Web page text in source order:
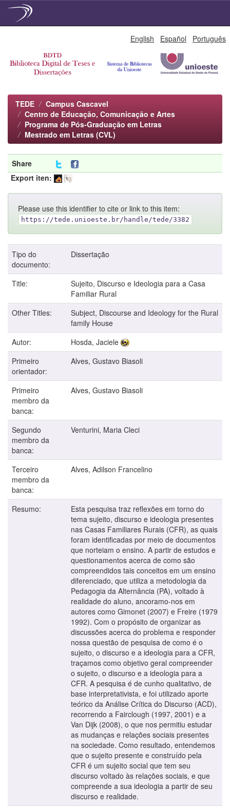
English Español Português
TEDE
Campus Cascavel
Centro de Educação, Comunicação e Artes
Programa de Pós-Graduação em Letras
Mestrado em Letras (CVL)
Share
Export iten:
Please use this identifier to cite or link to this item:
https://tede.unioeste.br/handle/tede/3382
Tipo do
documento:
Dissertação
Title:
Sujeito, Discurso e Ideologia para a Casa
Familiar Rural
Other Titles:
Subject, Discourse and Ideology for the Rural
family House
Autor:
Hosda, Jaciele
Primeiro
orientador:
Alves, Gustavo Biasoli
Primeiro
membro da
banca:
Alves, Gustavo Biasoli
Segundo
membro da
banca:
Venturini, Maria Cleci
Terceiro
membro da
banca:
Alves, Adilson Francelino
Resumo:
Esta pesquisa traz reflexões em torno do
tema sujeito, discurso e ideologia presentes
nas Casas Familiares Rurais (CFR), as quais
foram identificadas por meio de documentos
que norteiam o ensino. A partir de estudos e
questionamentos acerca de como são
compreendidos tais conceitos em um ensino
diferenciado, que utiliza a metodologia da
Pedagogia da Alternância (PA), voltado à
realidade do aluno, ancoramo-nos em
autores como Gimonet (2007) e Freire (1979
1992). Com o propósito de organizar as
discussões acerca do problema e responder
nossa questão de pesquisa de como é o
sujeito, o discurso e a ideologia para a CFR,
traçamos como objetivo geral compreender
o sujeito, o discurso e a ideologia para a
CFR. A pesquisa é de cunho qualitativo, de
base interpretativista, e foi utilizado aporte
teórico da Análise Crítica do Discurso (ACD),
recorrendo a Fairclough (1997, 2001) e a
Van Dijk (2008), o que nos permitiu estudar
as mudanças e relações sociais presentes
na sociedade. Como resultado, entendemos
que o sujeito presente e construído pela
CFR é um sujeito social que tem seu
discurso voltado às relações sociais, e que
compreende a sua ideologia a partir de seu
discurso e realidade.